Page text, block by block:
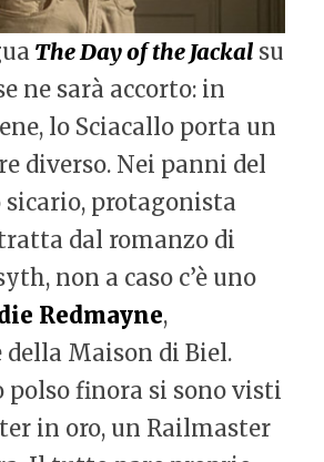
The Day of the Jackal su
ne sarà accorto: in
lo Sciacallo porta un
diverso. Nei panni del
protagonista
dal romanzo di
non a caso c’è uno
Redmayne,
Maison di Biel.
polso finora si sono visti
in oro, un Railmaster